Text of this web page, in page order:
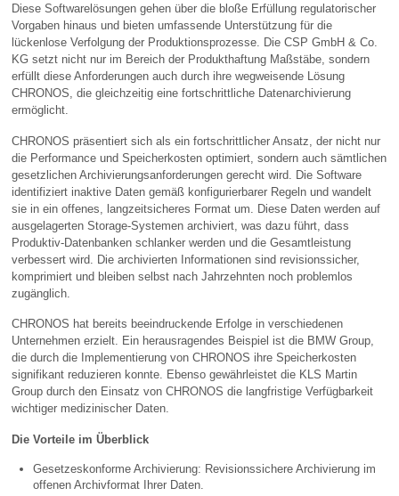
Diese Softwarelösungen gehen über die bloße Erfüllung regulatorischer
Vorgaben hinaus und bieten umfassende Unterstützung für die
lückenlose Verfolgung der Produktionsprozesse. Die CSP GmbH & Co.
KG setzt nicht nur im Bereich der Produkthaftung Maßstäbe, sondern
erfüllt diese Anforderungen auch durch ihre wegweisende Lösung
CHRONOS, die gleichzeitig eine fortschrittliche Datenarchivierung
ermöglicht.
CHRONOS präsentiert sich als ein fortschrittlicher Ansatz, der nicht nur
die Performance und Speicherkosten optimiert, sondern auch sämtlichen
gesetzlichen Archivierungsanforderungen gerecht wird. Die Software
identifiziert inaktive Daten gemäß konfigurierbarer Regeln und wandelt
sie in ein offenes, langzeitsicheres Format um. Diese Daten werden auf
ausgelagerten Storage-Systemen archiviert, was dazu führt, dass
Produktiv-Datenbanken schlanker werden und die Gesamtleistung
verbessert wird. Die archivierten Informationen sind revisionssicher,
komprimiert und bleiben selbst nach Jahrzehnten noch problemlos
zugänglich.
CHRONOS hat bereits beeindruckende Erfolge in verschiedenen
Unternehmen erzielt. Ein herausragendes Beispiel ist die BMW Group,
die durch die Implementierung von CHRONOS ihre Speicherkosten
signifikant reduzieren konnte. Ebenso gewährleistet die KLS Martin
Group durch den Einsatz von CHRONOS die langfristige Verfügbarkeit
wichtiger medizinischer Daten.
Die Vorteile im Überblick
Gesetzeskonforme Archivierung: Revisionssichere Archivierung im
offenen Archivformat Ihrer Daten.